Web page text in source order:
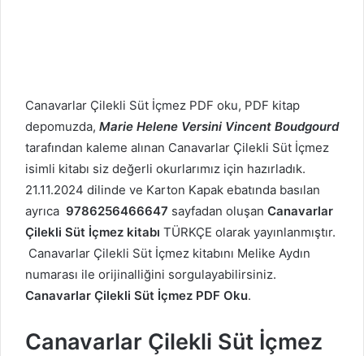
Canavarlar Çilekli Süt İçmez PDF oku, PDF kitap
depomuzda, Marie Helene Versini Vincent Boudgourd
tarafından kaleme alınan Canavarlar Çilekli Süt İçmez
isimli kitabı siz değerli okurlarımız için hazırladık.
21.11.2024 dilinde ve Karton Kapak ebatında basılan
ayrıca 9786256466647 sayfadan oluşan Canavarlar
Çilekli Süt İçmez kitabı TÜRKÇE olarak yayınlanmıştır.
Canavarlar Çilekli Süt İçmez kitabını Melike Aydın
numarası ile orijinalliğini sorgulayabilirsiniz.
Canavarlar Çilekli Süt İçmez PDF Oku.
Canavarlar Çilekli Süt İçmez